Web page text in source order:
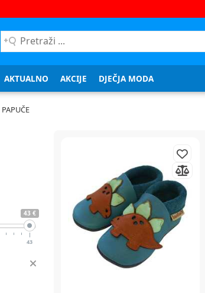
Pretraži
...
AKTUALNO AKCIJE DJEČJA MODA
PAPUČE
43 €
43